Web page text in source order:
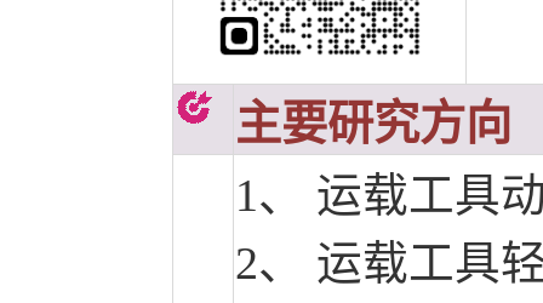
主要研究方向
1、 运载工具
2、 运载工具